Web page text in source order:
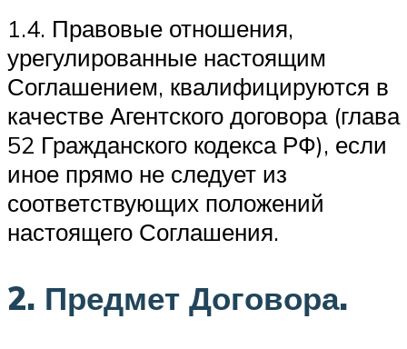
1.4. Правовые отношения,
урегулированные настоящим
Соглашением, квалифицируются в
качестве Агентского договора (глава
52 Гражданского кодекса РФ), если
иное прямо не следует из
соответствующих положений
настоящего Соглашения.
2. Предмет Договора.